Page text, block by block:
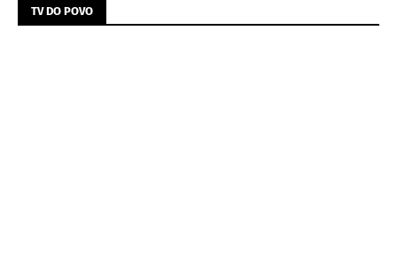
TV DO POVO